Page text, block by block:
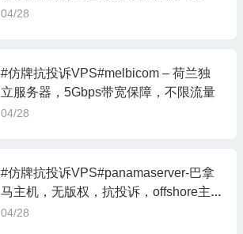
04/28
#仿牌抗投诉VPS#melbicom – 荷兰独
立服务器，5Gbps带宽保障，不限流量
04/28
#仿牌抗投诉VPS#panamaserver-巴拿
马主机，无版权，抗投诉，offshore主
机
04/28